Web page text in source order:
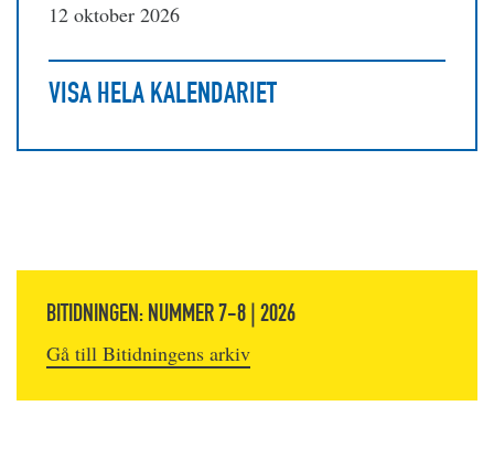
12 oktober 2026
VISA HELA KALENDARIET
BITIDNINGEN: NUMMER 7-8 | 2026
Gå till Bitidningens arkiv